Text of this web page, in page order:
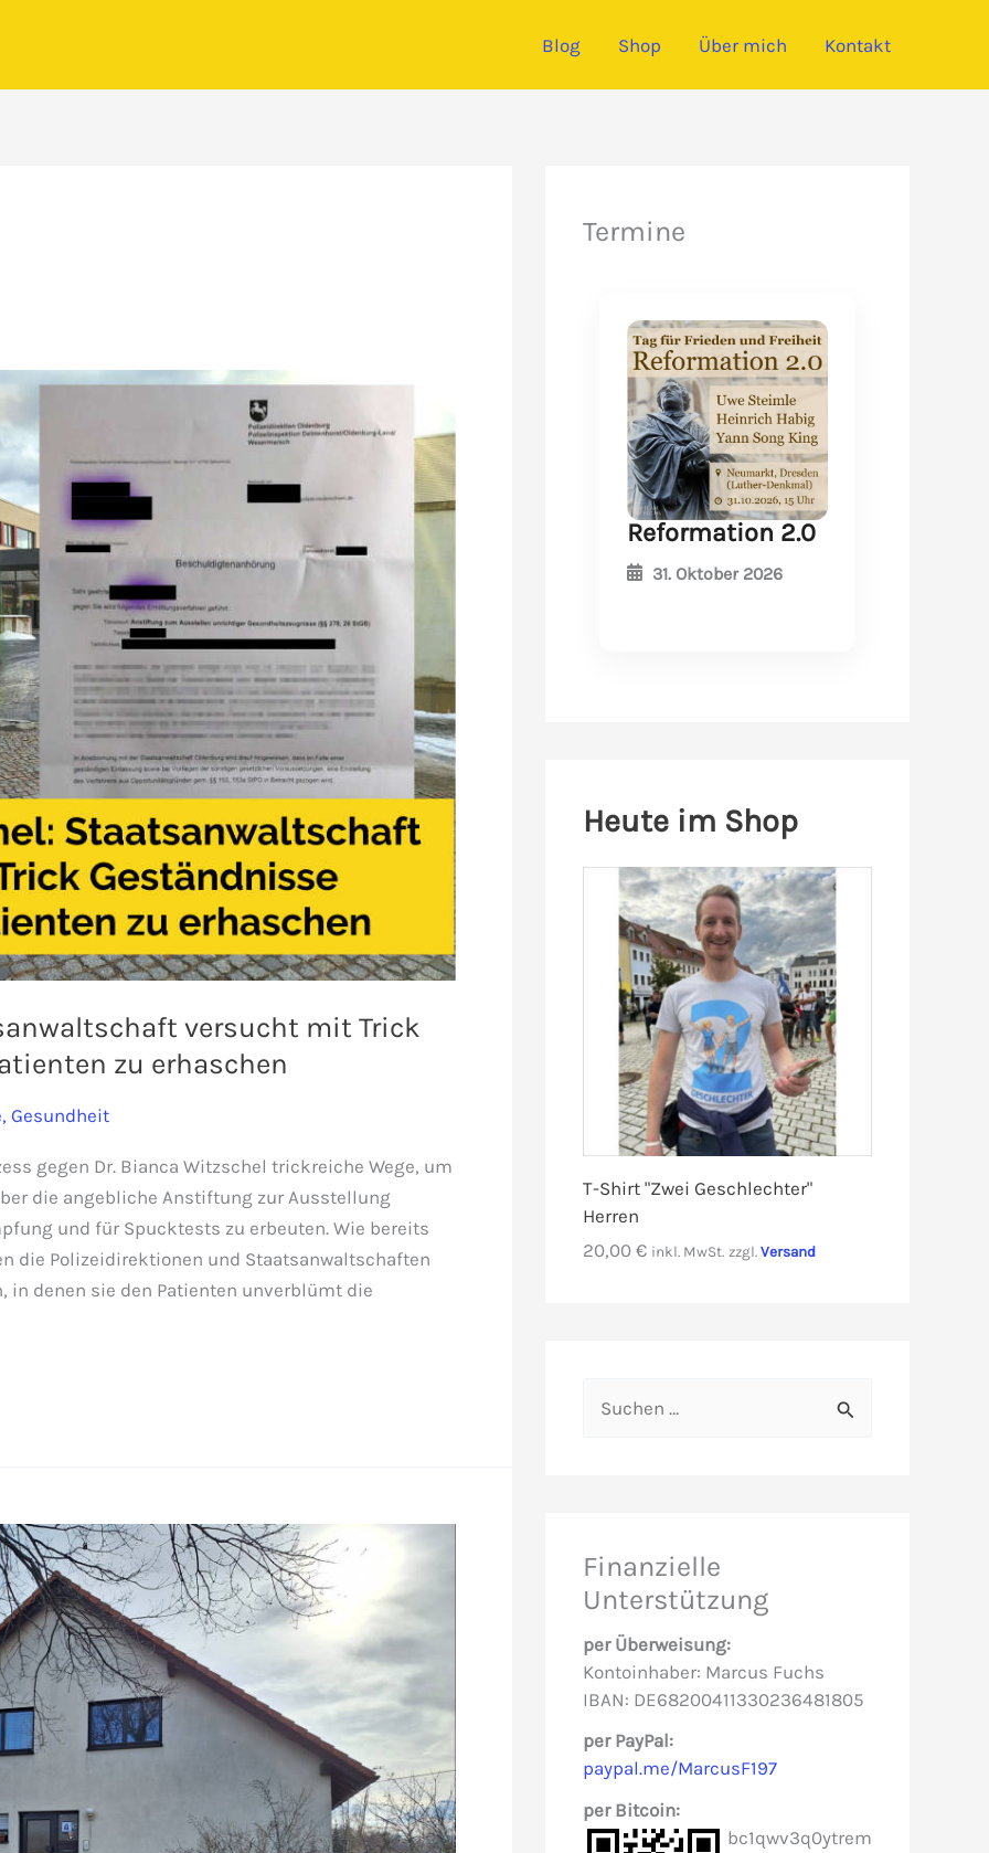
Blog Shop Über mich Kontakt
versucht mit Trick
zu erhaschen
, Gesundheit
gegen Dr. Bianca Witzschel trickreiche Wege, um
die angebliche Anstiftung zur Ausstellung
und für Spucktests zu erbeuten. Wie bereits
die Polizeidirektionen und Staatsanwaltschaften
denen sie den Patienten unverblümt die
Termine
Reformation 2.0
31. Oktober 2026
Heute im Shop
T-Shirt "Zwei Geschlechter"
Herren
20,00 € inkl. MwSt. zzgl. Versand
n
a
c
h
:
Finanzielle
Unterstützung
per Überweisung:
Kontoinhaber: Marcus Fuchs
IBAN: DE68200411330236481805
per PayPal:
paypal.me/MarcusF197
per Bitcoin:
bc1qwv3q0ytrem